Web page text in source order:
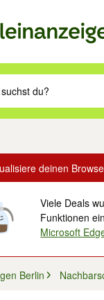
eingeben.
deinen
Viele Deals
Funktionen
Microsoft
Berlin